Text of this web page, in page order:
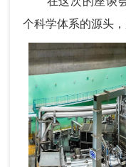
个科学体系的源头